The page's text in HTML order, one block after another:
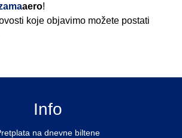
aero!
koje objavimo možete postati
Info
na dnevne biltene